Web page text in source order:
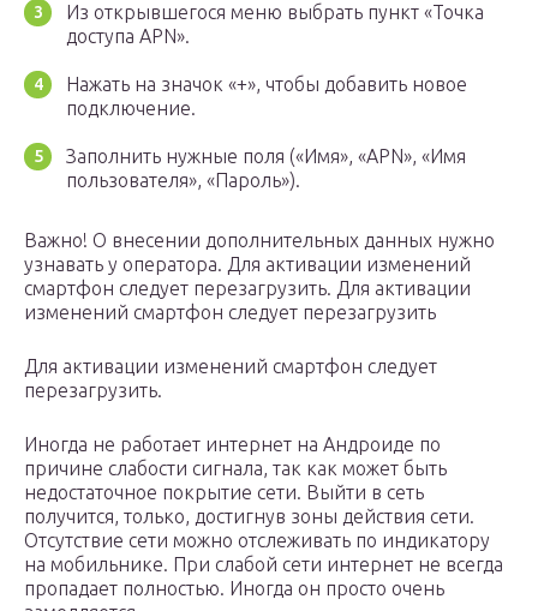
Из открывшегося меню выбрать пункт «Точка
доступа APN».
Нажать на значок «+», чтобы добавить новое
подключение.
Заполнить нужные поля («Имя», «APN», «Имя
пользователя», «Пароль»).
Важно! О внесении дополнительных данных нужно
узнавать у оператора. Для активации изменений
смартфон следует перезагрузить. Для активации
изменений смартфон следует перезагрузить
Для активации изменений смартфон следует
перезагрузить.
Иногда не работает интернет на Андроиде по
причине слабости сигнала, так как может быть
недостаточное покрытие сети. Выйти в сеть
получится, только, достигнув зоны действия сети.
Отсутствие сети можно отслеживать по индикатору
на мобильнике. При слабой сети интернет не всегда
пропадает полностью. Иногда он просто очень